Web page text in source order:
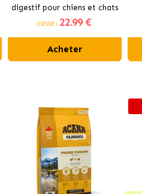
digestif pour chiens et chats
(DESDE) 22.99 €
Acheter